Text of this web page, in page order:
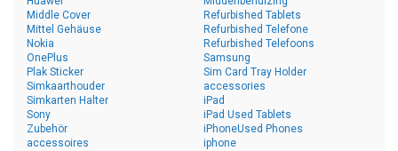
Middle Cover
Mittel Gehäuse
Nokia
OnePlus
Plak Sticker
Refurbished Tablets
Refurbished Telefone
Refurbished Telefoons
Samsung
Sim Card Tray Holder
Simkaarthouder
Simkarten Halter
Sony
Zubehör
accessoires
accessories
iPad
iPad Used Tablets
iPhoneUsed Phones
iphone